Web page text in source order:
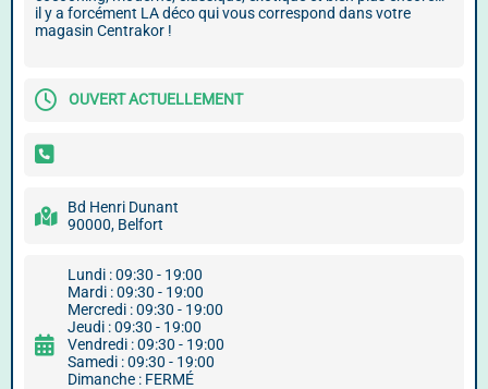
il y a forcément LA déco qui vous correspond dans votre
magasin Centrakor !
OUVERT ACTUELLEMENT
Bd Henri Dunant
90000, Belfort
Lundi : 09:30 - 19:00
Mardi : 09:30 - 19:00
Mercredi : 09:30 - 19:00
Jeudi : 09:30 - 19:00
Vendredi : 09:30 - 19:00
Samedi : 09:30 - 19:00
Dimanche : FERMÉ